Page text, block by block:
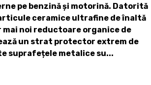
pe benzină și motorină. Datorită
ceramice ultrafine de înaltă
noi reductoare organice de
un strat protector extrem de
suprafețele metalice su...